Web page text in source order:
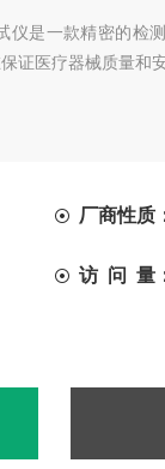
仪是一款精密的检
证医疗器械质量和
厂商性质
访 问 量